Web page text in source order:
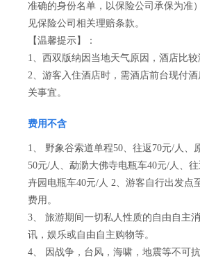
准确的身份名单，以保险公司承保为准
见保险公司相关理赔条款。
【温馨提示】：
1、西双版纳因当地天气原因，酒店比较
2、游客入住酒店时，需酒店前台现付
关事宜。
费用不含
1、 野象谷索道单程50、往返70元/人、
50元/人、勐泐大佛寺电瓶车40元/人、
卉园电瓶车40元/人 2、游客自行出发点
费用。
3、 旅游期间一切私人性质的自由自主
讯，娱乐或自由自主购物等。
4、 因战争，台风，海啸，地震等不可